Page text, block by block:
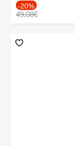
-20%
49.08€